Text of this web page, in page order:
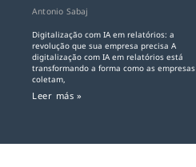
Antonio Sabaj
Digitalização com IA em relatórios: a
revolução que sua empresa precisa A
digitalização com IA em relatórios está
transformando a forma como as empresas
coletam,
Leer más »